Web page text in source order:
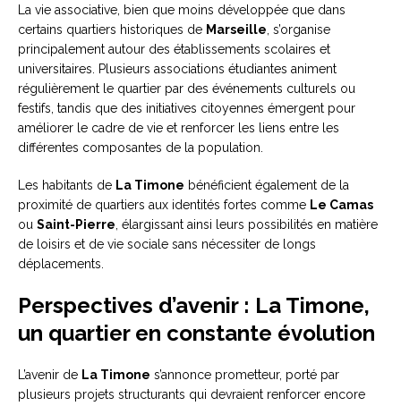
La vie associative, bien que moins développée que dans
certains quartiers historiques de Marseille, s’organise
principalement autour des établissements scolaires et
universitaires. Plusieurs associations étudiantes animent
régulièrement le quartier par des événements culturels ou
festifs, tandis que des initiatives citoyennes émergent pour
améliorer le cadre de vie et renforcer les liens entre les
différentes composantes de la population.
Les habitants de La Timone bénéficient également de la
proximité de quartiers aux identités fortes comme Le Camas
ou Saint-Pierre, élargissant ainsi leurs possibilités en matière
de loisirs et de vie sociale sans nécessiter de longs
déplacements.
Perspectives d’avenir : La Timone,
un quartier en constante évolution
L’avenir de La Timone s’annonce prometteur, porté par
plusieurs projets structurants qui devraient renforcer encore